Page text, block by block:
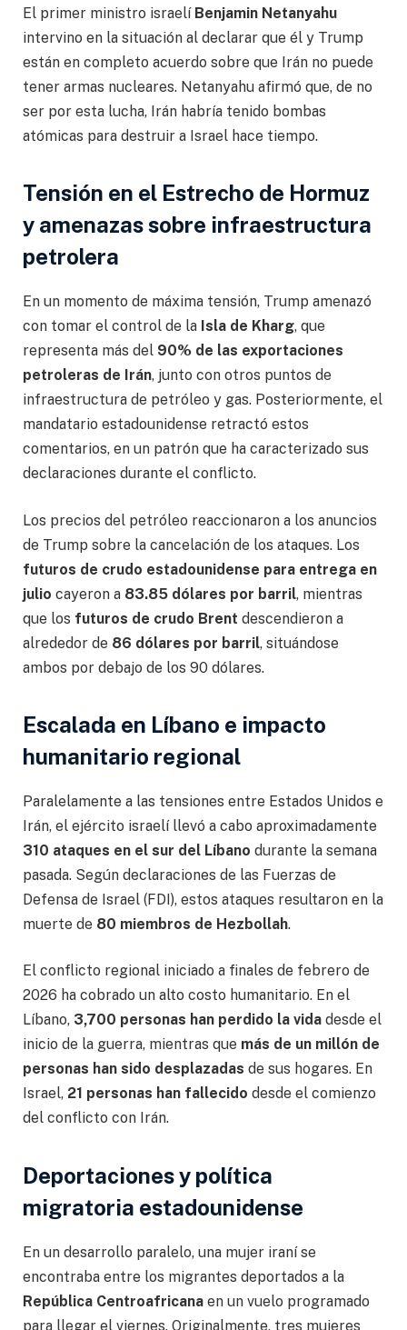
El primer ministro israelí Benjamin Netanyahu
intervino en la situación al declarar que él y Trump
están en completo acuerdo sobre que Irán no puede
tener armas nucleares. Netanyahu afirmó que, de no
ser por esta lucha, Irán habría tenido bombas
atómicas para destruir a Israel hace tiempo.
Tensión en el Estrecho de Hormuz
y amenazas sobre infraestructura
petrolera
En un momento de máxima tensión, Trump amenazó
con tomar el control de la Isla de Kharg, que
representa más del 90% de las exportaciones
petroleras de Irán, junto con otros puntos de
infraestructura de petróleo y gas. Posteriormente, el
mandatario estadounidense retractó estos
comentarios, en un patrón que ha caracterizado sus
declaraciones durante el conflicto.
Los precios del petróleo reaccionaron a los anuncios
de Trump sobre la cancelación de los ataques. Los
futuros de crudo estadounidense para entrega en
julio cayeron a 83.85 dólares por barril, mientras
que los futuros de crudo Brent descendieron a
alrededor de 86 dólares por barril, situándose
ambos por debajo de los 90 dólares.
Escalada en Líbano e impacto
humanitario regional
Paralelamente a las tensiones entre Estados Unidos e
Irán, el ejército israelí llevó a cabo aproximadamente
310 ataques en el sur del Líbano durante la semana
pasada. Según declaraciones de las Fuerzas de
Defensa de Israel (FDI), estos ataques resultaron en la
muerte de 80 miembros de Hezbollah.
El conflicto regional iniciado a finales de febrero de
2026 ha cobrado un alto costo humanitario. En el
Líbano, 3,700 personas han perdido la vida desde el
inicio de la guerra, mientras que más de un millón de
personas han sido desplazadas de sus hogares. En
Israel, 21 personas han fallecido desde el comienzo
del conflicto con Irán.
Deportaciones y política
migratoria estadounidense
En un desarrollo paralelo, una mujer iraní se
encontraba entre los migrantes deportados a la
República Centroafricana en un vuelo programado
para llegar el viernes. Originalmente, tres mujeres